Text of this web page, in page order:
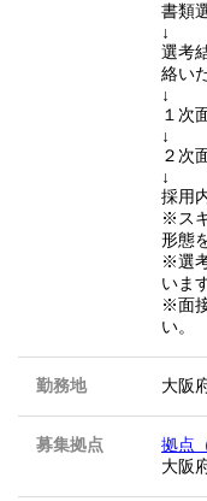
書類
↓
選考
絡い
↓
１次
↓
２次
↓
採用
※ス
形態
※選
いま
※面
い。
勤務地 大阪
募集拠点
拠点
大阪